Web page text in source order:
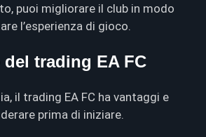
puoi migliorare il club in modo
l’esperienza di gioco.
trading EA FC
il trading EA FC ha vantaggi e
prima di iniziare.